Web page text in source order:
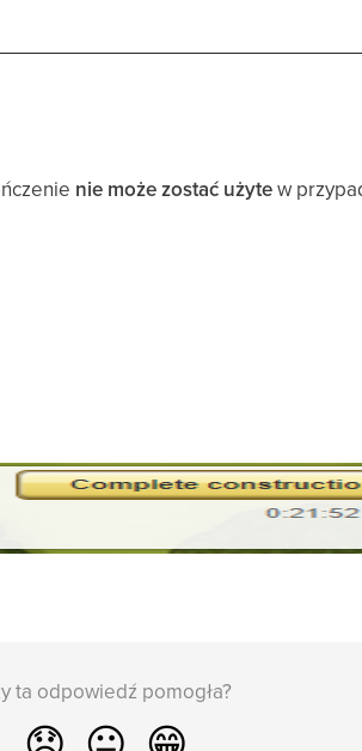
nie może zostać użytew
ta odpowiedź pomogła?